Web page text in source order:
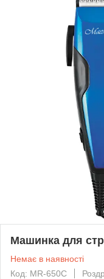
Машинка для
Немає в наявності
Код: MR-650C